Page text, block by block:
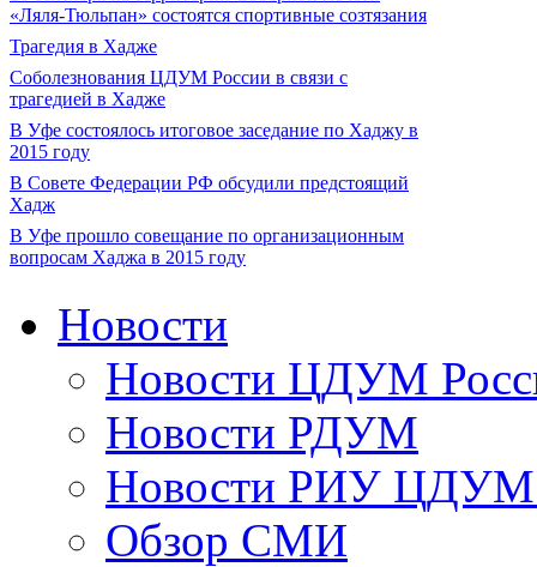
«Ляля-Тюльпан» состоятся спортивные созтязания
Трагедия в Хадже
Соболезнования ЦДУМ России в связи с
трагедией в Хадже
В Уфе состоялось итоговое заседание по Хаджу в
2015 году
В Совете Федерации РФ обсудили предстоящий
Хадж
В Уфе прошло совещание по организационным
вопросам Хаджа в 2015 году
Новости
Новости ЦДУМ
Новости РДУМ
Новости РИУ ЦДУМ
Обзор СМИ